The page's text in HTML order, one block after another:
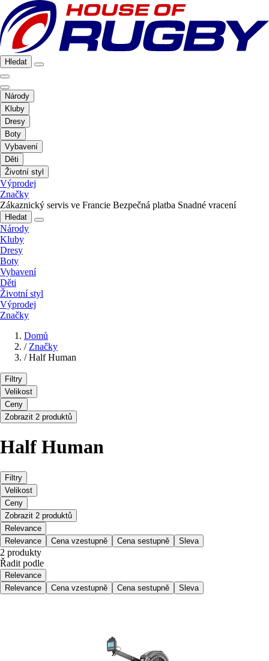
Hledat
Národy
Kluby
Dresy
Boty
Vybavení
Děti
Životní styl
Výprodej
Značky
Zákaznický servis ve Francie Bezpečná platba Snadné vracení
Hledat
Národy
Kluby
Dresy
Boty
Vybavení
Děti
Životní styl
Výprodej
Značky
Domů
/ Značky
/ Half Human
Filtry
Velikost
Ceny
Zobrazit 2 produktů
Half Human
Filtry
Velikost
Ceny
Zobrazit 2 produktů
Relevance
Relevance
Cena vzestupně Cena sestupně Sleva
2 produkty
Řadit podle
Relevance
Relevance
Cena vzestupně Cena sestupně Sleva